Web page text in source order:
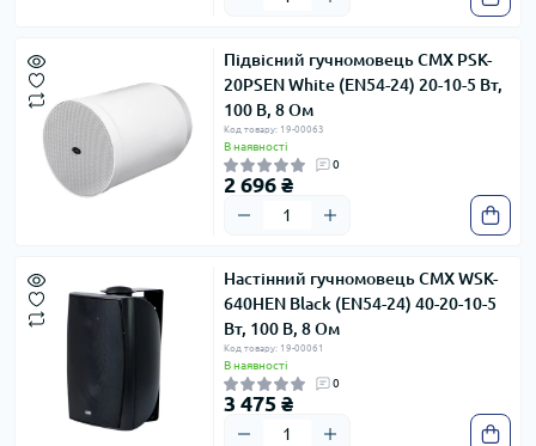
Підвісний гучномовець CMX PSK-
20PSEN White (EN54-24) 20-10-5 Вт,
100 В, 8 Ом
Код товару: 19-00063
В наявності
0
2 696 ₴
Настінний гучномовець CMX WSK-
640HEN Black (EN54-24) 40-20-10-5
Вт, 100 В, 8 Ом
Код товару: 19-00061
В наявності
0
3 475 ₴